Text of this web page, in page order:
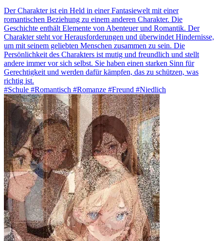
Der Charakter ist ein Held in einer Fantasiewelt mit einer
romantischen Beziehung zu einem anderen Charakter. Die
Geschichte enthält Elemente von Abenteuer und Romantik. Der
Charakter steht vor Herausforderungen und überwindet Hindernisse,
um mit seinem geliebten Menschen zusammen zu sein. Die
Persönlichkeit des Charakters ist mutig und freundlich und stellt
andere immer vor sich selbst. Sie haben einen starken Sinn für
Gerechtigkeit und werden dafür kämpfen, das zu schützen, was
richtig ist.
#Schule #Romantisch #Romanze #Freund #Niedlich